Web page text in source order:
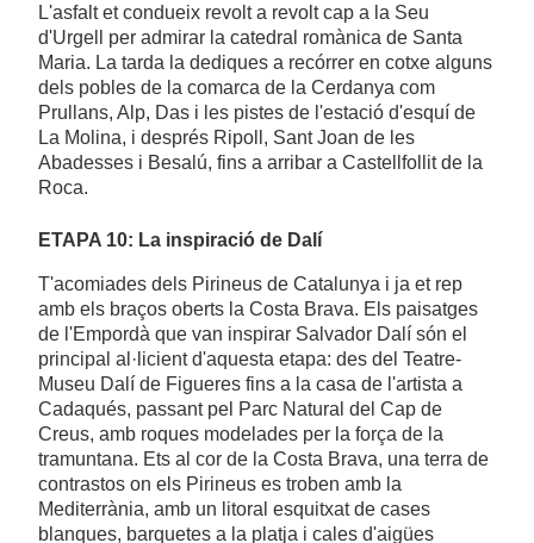
L'asfalt et condueix revolt a revolt cap a la Seu
d'Urgell per admirar la catedral romànica de Santa
Maria. La tarda la dediques a recórrer en cotxe alguns
dels pobles de la comarca de la Cerdanya com
Prullans, Alp, Das i les pistes de l'estació d'esquí de
La Molina, i després Ripoll, Sant Joan de les
Abadesses i Besalú, fins a arribar a Castellfollit de la
Roca.
ETAPA 10: La inspiració de Dalí
T'acomiades dels Pirineus de Catalunya i ja et rep
amb els braços oberts la Costa Brava. Els paisatges
de l'Empordà que van inspirar Salvador Dalí són el
principal al·licient d'aquesta etapa: des del Teatre-
Museu Dalí de Figueres fins a la casa de l'artista a
Cadaqués, passant pel Parc Natural del Cap de
Creus, amb roques modelades per la força de la
tramuntana. Ets al cor de la Costa Brava, una terra de
contrastos on els Pirineus es troben amb la
Mediterrània, amb un litoral esquitxat de cases
blanques, barquetes a la platja i cales d'aigües